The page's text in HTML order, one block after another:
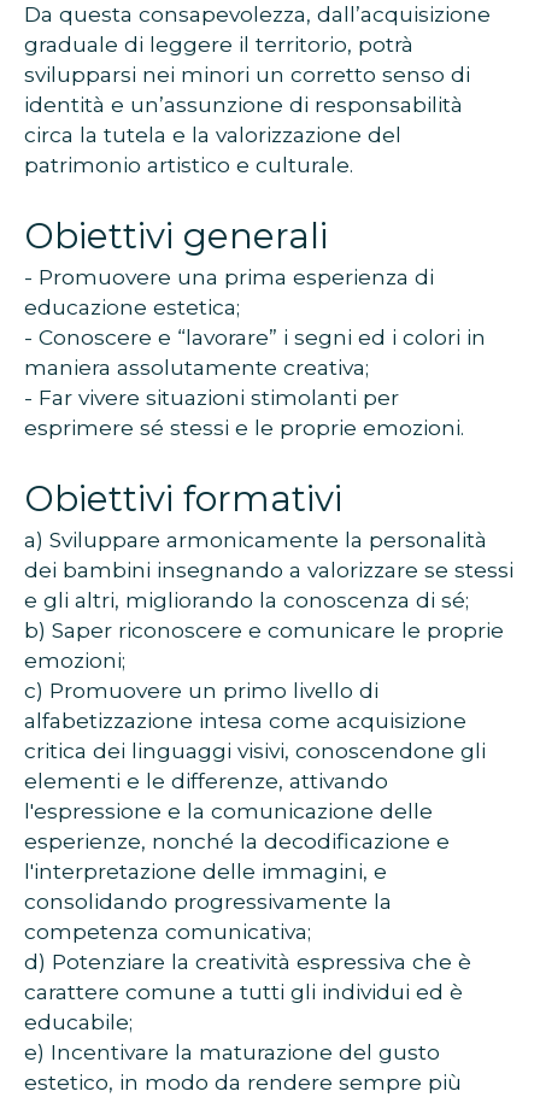
Da questa consapevolezza, dall’acquisizione
graduale di leggere il territorio, potrà
svilupparsi nei minori un corretto senso di
identità e un’assunzione di responsabilità
circa la tutela e la valorizzazione del
patrimonio artistico e culturale.
Obiettivi generali
- Promuovere una prima esperienza di
educazione estetica;
- Conoscere e “lavorare” i segni ed i colori in
maniera assolutamente creativa;
- Far vivere situazioni stimolanti per
esprimere sé stessi e le proprie emozioni.
Obiettivi formativi
a) Sviluppare armonicamente la personalità
dei bambini insegnando a valorizzare se stessi
e gli altri, migliorando la conoscenza di sé;
b) Saper riconoscere e comunicare le proprie
emozioni;
c) Promuovere un primo livello di
alfabetizzazione intesa come acquisizione
critica dei linguaggi visivi, conoscendone gli
elementi e le differenze, attivando
l'espressione e la comunicazione delle
esperienze, nonché la decodificazione e
l'interpretazione delle immagini, e
consolidando progressivamente la
competenza comunicativa;
d) Potenziare la creatività espressiva che è
carattere comune a tutti gli individui ed è
educabile;
e) Incentivare la maturazione del gusto
estetico, in modo da rendere sempre più